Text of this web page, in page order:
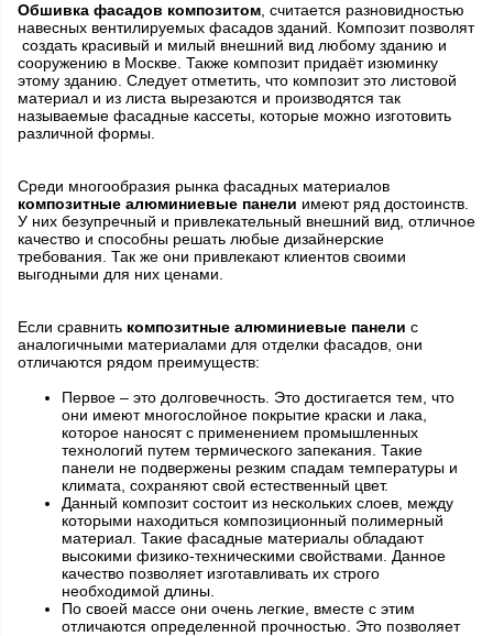
Обшивка фасадов композитом , считается разновидностью
навесных вентилируемых фасадов зданий. Композит позволят
создать красивый и милый внешний вид любому зданию и
сооружению в Москве. Также композит придаёт изюминку
этому зданию. Следует отметить, что композит это листовой
материал и из листа вырезаются и производятся так
называемые фасадные кассеты, которые можно изготовить
различной формы.
Среди многообразия рынка фасадных материалов
композитные алюминиевые панели имеют ряд достоинств.
У них безупречный и привлекательный внешний вид, отличное
качество и способны решать любые дизайнерские
требования. Так же они привлекают клиентов своими
выгодными для них ценами.
Если сравнить композитные алюминиевые панели с
аналогичными материалами для отделки фасадов, они
отличаются рядом преимуществ:
Первое – это долговечность. Это достигается тем, что
они имеют многослойное покрытие краски и лака,
которое наносят с применением промышленных
технологий путем термического запекания. Такие
панели не подвержены резким спадам температуры и
климата, сохраняют свой естественный цвет.
Данный композит состоит из нескольких слоев, между
которыми находиться композиционный полимерный
материал. Такие фасадные материалы обладают
высокими физико-техническими свойствами. Данное
качество позволяет изготавливать их строго
необходимой длины.
По своей массе они очень легкие, вместе с этим
отличаются определенной прочностью. Это позволяет